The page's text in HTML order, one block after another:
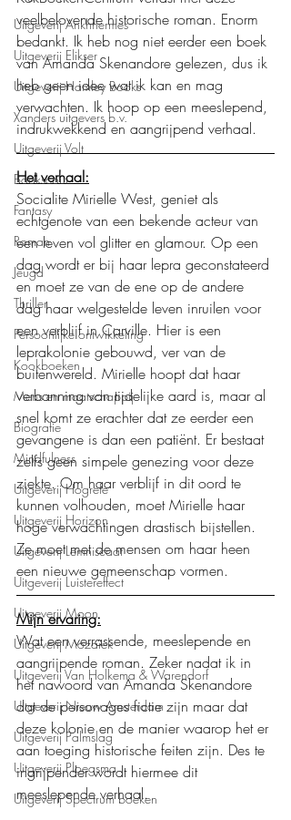
Uitgeverij Ankhhermes
Uitgeverij Elikser
Uitgeverij Hamley Books
Xanders uitgevers b.v.
Uitgeverij Volt
Bookscout
Fantasy
Roman
Jeugd
Thriller
Persoonlijke ontwikkeling
Kookboeken
Mens en maatschappij
Biografie
Mindfulness
Uitgeverij Hogrefe
Uitgeverij Horizon
Uitgeverij Lemniscaat
Uitgeverij Luistereffect
Uitgeverij Moon
Uitgeverij Mozaïek
Uitgeverij Van Holkema & Warendorf
Uitgeverij Nieuw Amsterdam
Uitgeverij Palmslag
Uitgeverij Ploegsma
Uitgeverij Spectrum boeken
veelbelovende historische roman. Enorm
bedankt. Ik heb nog niet eerder een boek
van Amanda Skenandore gelezen, dus ik
heb geen idee wat ik kan en mag
verwachten. Ik hoop op een meeslepend,
indrukwekkend en aangrijpend verhaal.
Het verhaal:
Socialite Mirielle West, geniet als
echtgenote van een bekende acteur van
een leven vol glitter en glamour. Op een
dag wordt er bij haar lepra geconstateerd
en moet ze van de ene op de andere
dag haar welgestelde leven inruilen voor
een verblijf in Carville. Hier is een
leprakolonie gebouwd, ver van de
buitenwereld. Mirielle hoopt dat haar
verbanning van tijdelijke aard is, maar al
snel komt ze erachter dat ze eerder een
gevangene is dan een patiënt. Er bestaat
zelfs geen simpele genezing voor deze
ziekte. Om haar verblijf in dit oord te
kunnen volhouden, moet Mirielle haar
hoge verwachtingen drastisch bijstellen.
Ze moet met de mensen om haar heen
een nieuwe gemeenschap vormen.
Mijn ervaring:
Wat een verrassende, meeslepende en
aangrijpende roman. Zeker nadat ik in
het nawoord van Amanda Skenandore
dat de personages fictie zijn maar dat
deze kolonie en de manier waarop het er
aan toeging historische feiten zijn. Des te
ingrijpender wordt hiermee dit
meeslepende verhaal.